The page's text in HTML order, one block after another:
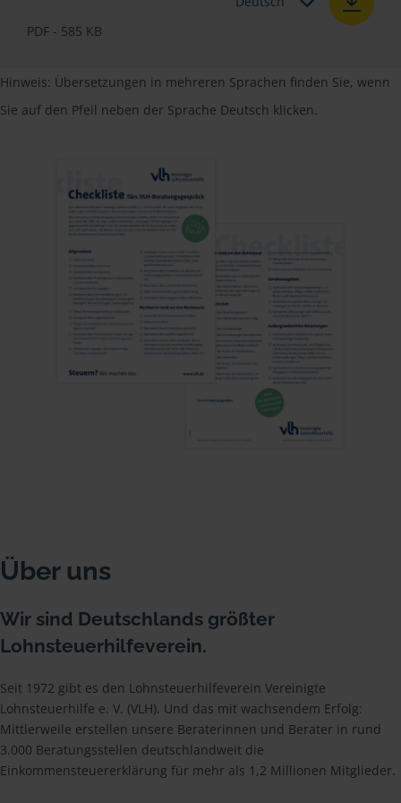
PDF - 585 KB
Hinweis: Übersetzungen in mehreren Sprachen finden Sie, wenn
Sie auf den Pfeil neben der Sprache Deutsch klicken.
Über uns
Wir sind Deutschlands größter
Lohnsteuerhilfeverein.
Seit 1972 gibt es den Lohnsteuerhilfeverein Vereinigte
Lohnsteuerhilfe e. V. (VLH). Und das mit wachsendem Erfolg:
Mittlerweile erstellen unsere Beraterinnen und Berater in rund
3.000 Beratungsstellen deutschlandweit die
Einkommensteuererklärung für mehr als 1,2 Millionen Mitglieder.